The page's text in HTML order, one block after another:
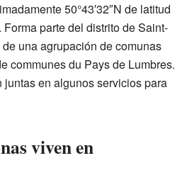
50°43′32″N de latitud
Forma parte del distrito de Saint-
una agrupación de comunas
communes du Pays de Lumbres.
juntas en algunos servicios para
viven en